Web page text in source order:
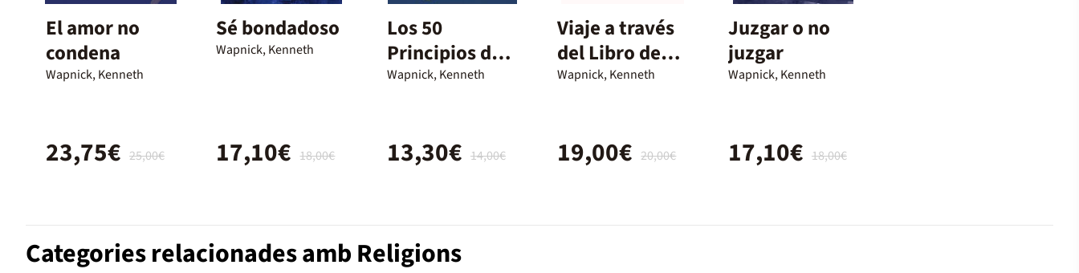
El amor no
condena
Wapnick, Kenneth
25,00€
23,75€
Sé bondadoso
Wapnick, Kenneth
18,00€
17,10€
Los 50
Principios del
Milagro de Un
Wapnick, Kenneth
14,00€
13,30€
Viaje a través
del Libro de
Ejercicios Un
Wapnick, Kenneth
20,00€
19,00€
Juzgar o no
juzgar
Wapnick, Kenneth
18,00€
17,10€
Categories relacionades amb Religions